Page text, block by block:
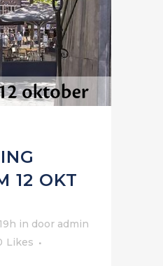
12 OKT
in door admin
Likes